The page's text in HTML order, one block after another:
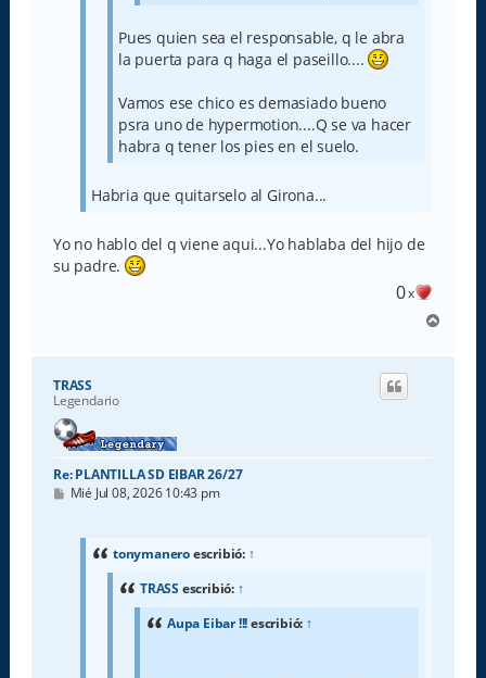
Pues quien sea el responsable, q le abra
la puerta para q haga el paseillo....
Vamos ese chico es demasiado bueno
psra uno de hypermotion....Q se va hacer
habra q tener los pies en el suelo.
Habria que quitarselo al Girona...
Yo no hablo del q viene aqui...Yo hablaba del hijo de
su padre.
0x
r
TRASS
Legendario
Re: PLANTILLA SD EIBAR 26/27
M
Mié Jul 08, 2026 10:43 pm
tonymaneroescribió: ↑
TRASS escribió: ↑
Aupa Eibar !!!escribió: ↑